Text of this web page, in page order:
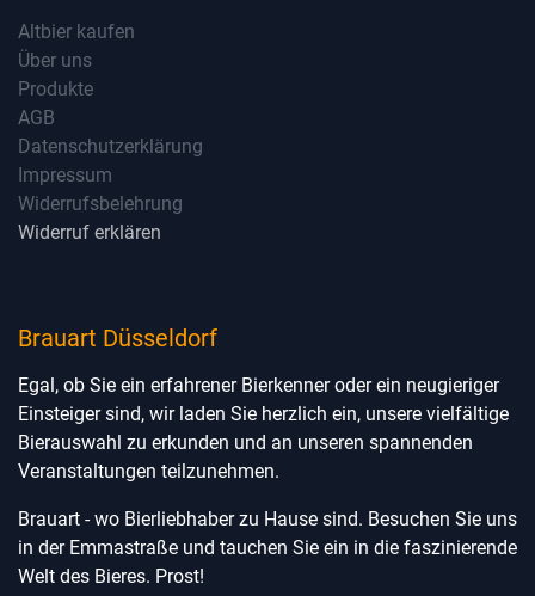
Altbier kaufen
Über uns
Produkte
AGB
Datenschutzerklärung
Impressum
Widerrufsbelehrung
Widerruf erklären
Brauart Düsseldorf
Egal, ob Sie ein erfahrener Bierkenner oder ein neugieriger
Einsteiger sind, wir laden Sie herzlich ein, unsere vielfältige
Bierauswahl zu erkunden und an unseren spannenden
Veranstaltungen teilzunehmen.
Brauart - wo Bierliebhaber zu Hause sind. Besuchen Sie uns
in der Emmastraße und tauchen Sie ein in die faszinierende
Welt des Bieres. Prost!